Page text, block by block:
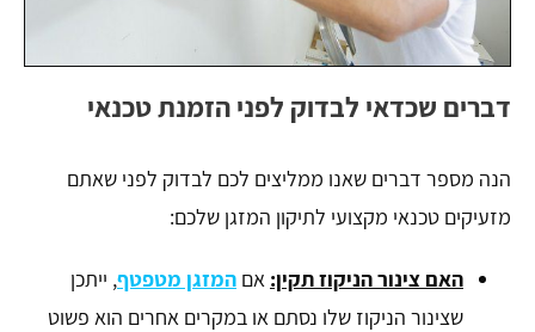
דברים שכדאי לבדוק לפני הזמנת טכנאי
הנה מספר דברים שאנו ממליצים לכם לבדוק לפני שאתם
מזעיקים טכנאי מקצועי לתיקון המזגן שלכם:
האם צינור הניקוז תקין: אם המזגן מטפטף, ייתכן
שצינור הניקוז שלו נסתם או במקרים אחרים הוא פשוט